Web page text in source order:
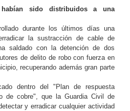
sido distribuidos a una
durante los últimos días una
la sustracción de cable de
saldado con la detención de dos
de delito de robo con fuerza en
recuperando además gran parte
dentro del "Plan de respuesta
de cobre", que la Guardia Civil de
y erradicar cualquier actividad